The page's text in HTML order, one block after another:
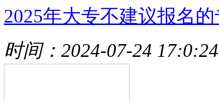
2025年大专不建议报名
时间：2024-07-24 17:0:24